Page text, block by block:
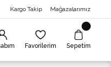
Kargo Takip Mağazalarımız
Favorilerim Sepetim